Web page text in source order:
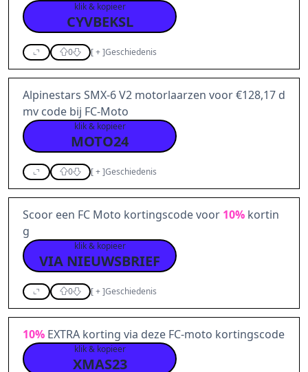
klik & kopieer
CYVBEKSL
0 [+]Geschiedenis
Alpinestars SMX-6 V2 motorlaarzen voor €128,17 d
mv code bij FC-Moto
klik & kopieer
MOTO24
0 [+]Geschiedenis
Scoor een FC Moto kortingscode voor 10% kortin
g
klik & kopieer
VIA NIEUWSBRIEF
0 [+]Geschiedenis
10% EXTRA korting via deze FC-moto kortingscode
klik & kopieer
XMAS23